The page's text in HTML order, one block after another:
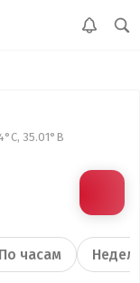
35.01°В
По часам